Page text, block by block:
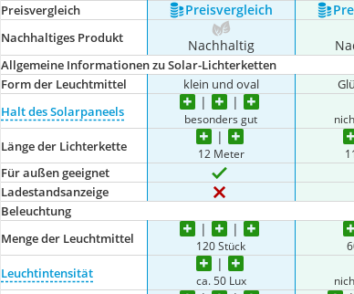
Preis­vergleich
Preis­vergleich
Nachhaltiges Produkt Nachhaltig
Allgemeine Informationen zu Solar-Lichterketten
Form der Leuchtmittel
klein und oval
Halt des Solarpaneels
besonders gut
Länge der Lichterkette 12 Meter
Für außen geeignet
Ladestandsanzeige
Beleuchtung
Menge der Leuchtmittel
120 Stück
Leuchtintensität ca. 50 Lux